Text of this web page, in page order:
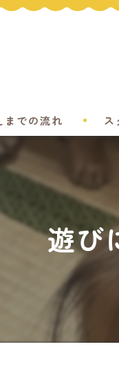
までの流れ ス
遊び